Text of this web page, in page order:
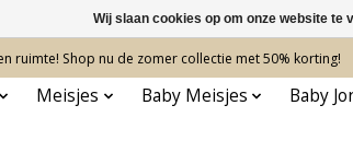
ruimte! Shop nu de zomer collectie met 50% korting!
Meisjes Baby Meisjes Baby
Wij slaan cookies op om onze website te